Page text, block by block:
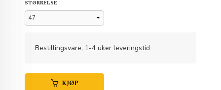
STØRRELSE
Bestillingsvare, 1-4 uker leveringstid
KJØP